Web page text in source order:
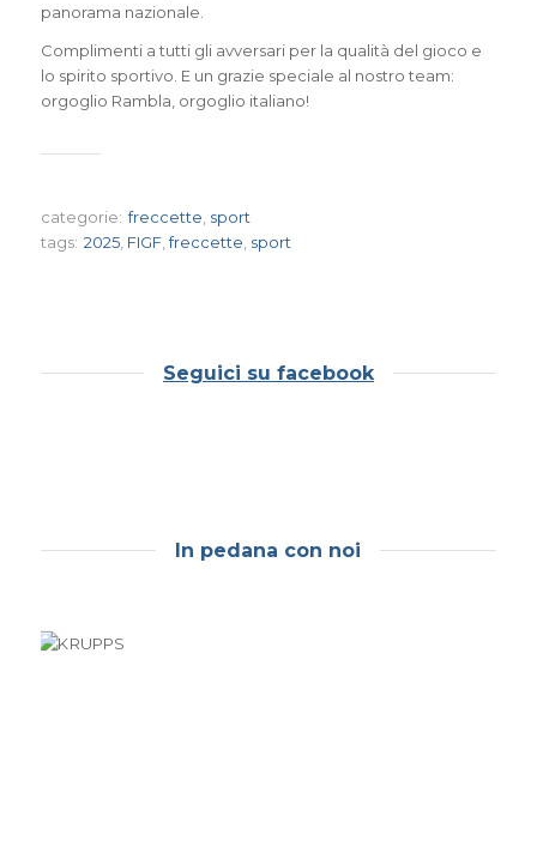
panorama nazionale.
Complimenti a tutti gli avversari per la qualità del gioco e
lo spirito sportivo. E un grazie speciale al nostro team:
orgoglio Rambla, orgoglio italiano!
categorie: freccette sport
tags: 2025, FIGF,freccette sport
Seguici su facebook
In pedana con noi